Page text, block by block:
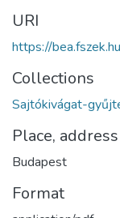
URI
https://
Collections
Sajtókivágat-
Place, address
Budapest
Format